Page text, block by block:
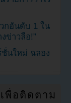
กอันดับ 1 ใน
ข่าวลือ!”
ชั่นใหม่ ฉลอง
พื่อติดตาม